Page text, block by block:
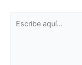
aquí...